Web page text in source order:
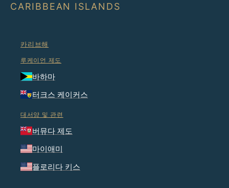
CARIBBEAN ISLANDS
카리브해
루케이언 제도
바하마
터크스 케이커스
대서양 및 관련
버뮤다 제도
마이애미
플로리다 키스